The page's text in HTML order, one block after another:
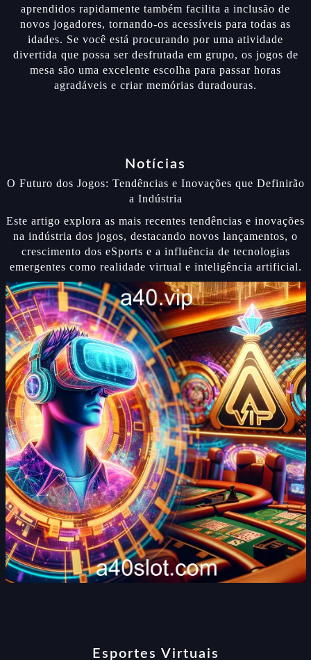
aprendidos rapidamente também facilita a inclusão de
novos jogadores, tornando-os acessíveis para todas as
idades. Se você está procurando por uma atividade
divertida que possa ser desfrutada em grupo, os jogos de
mesa são uma excelente escolha para passar horas
agradáveis e criar memórias duradouras.
Notícias
O Futuro dos Jogos: Tendências e Inovações que Definirão
a Indústria
Este artigo explora as mais recentes tendências e inovações
na indústria dos jogos, destacando novos lançamentos, o
crescimento dos eSports e a influência de tecnologias
emergentes como realidade virtual e inteligência artificial.
Esportes Virtuais